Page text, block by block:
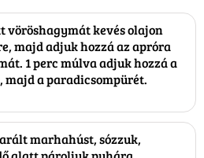
vöröshagymát kevés olajon
majd adjuk hozzá az apróra
1 perc múlva adjuk hozzá a
a paradicsompürét.
marhahúst, sózzuk,